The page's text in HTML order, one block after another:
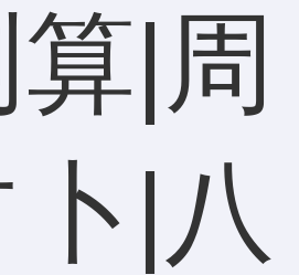
|周
|八